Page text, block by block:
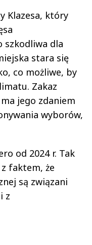
Klazesa, który
szkodliwa dla
stara się
co możliwe, by
Zakaz
jego zdaniem
wyborów,
od 2024 r. Tak
faktem, że
są związani
z